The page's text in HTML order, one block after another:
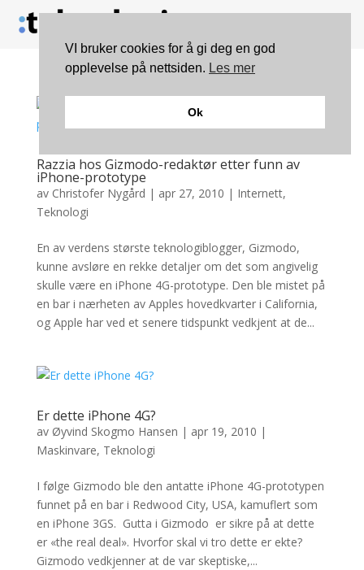
Razzia hos Gizmodo-redaktør etter funn av
iPhone-prototype
av Christofer Nygård | apr 27, 2010 | Internett,
Teknologi
En av verdens største teknologiblogger, Gizmodo,
kunne avsløre en rekke detaljer om det som angivelig
skulle være en iPhone 4G-prototype. Den ble mistet på
en bar i nærheten av Apples hovedkvarter i California,
og Apple har ved et senere tidspunkt vedkjent at de...
Er dette iPhone 4G?
av Øyvind Skogmo Hansen | apr 19, 2010 |
Maskinvare, Teknologi
I følge Gizmodo ble den antatte iPhone 4G-prototypen
funnet på en bar i Redwood City, USA, kamuflert som
en iPhone 3GS. Gutta i Gizmodo er sikre på at dette
er «the real deal». Hvorfor skal vi tro dette er ekte?
Gizmodo vedkjenner at de var skeptiske,...
VI bruker cookies for å gi deg en god
opplevelse på nettsiden. Les mer
Ok